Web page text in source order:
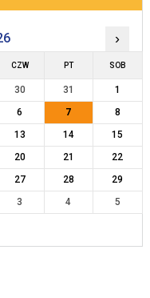
›
CZW PT SOB
30 31
1
6 7
8
13 14
15
20 21
22
27 28
29
3 4 5